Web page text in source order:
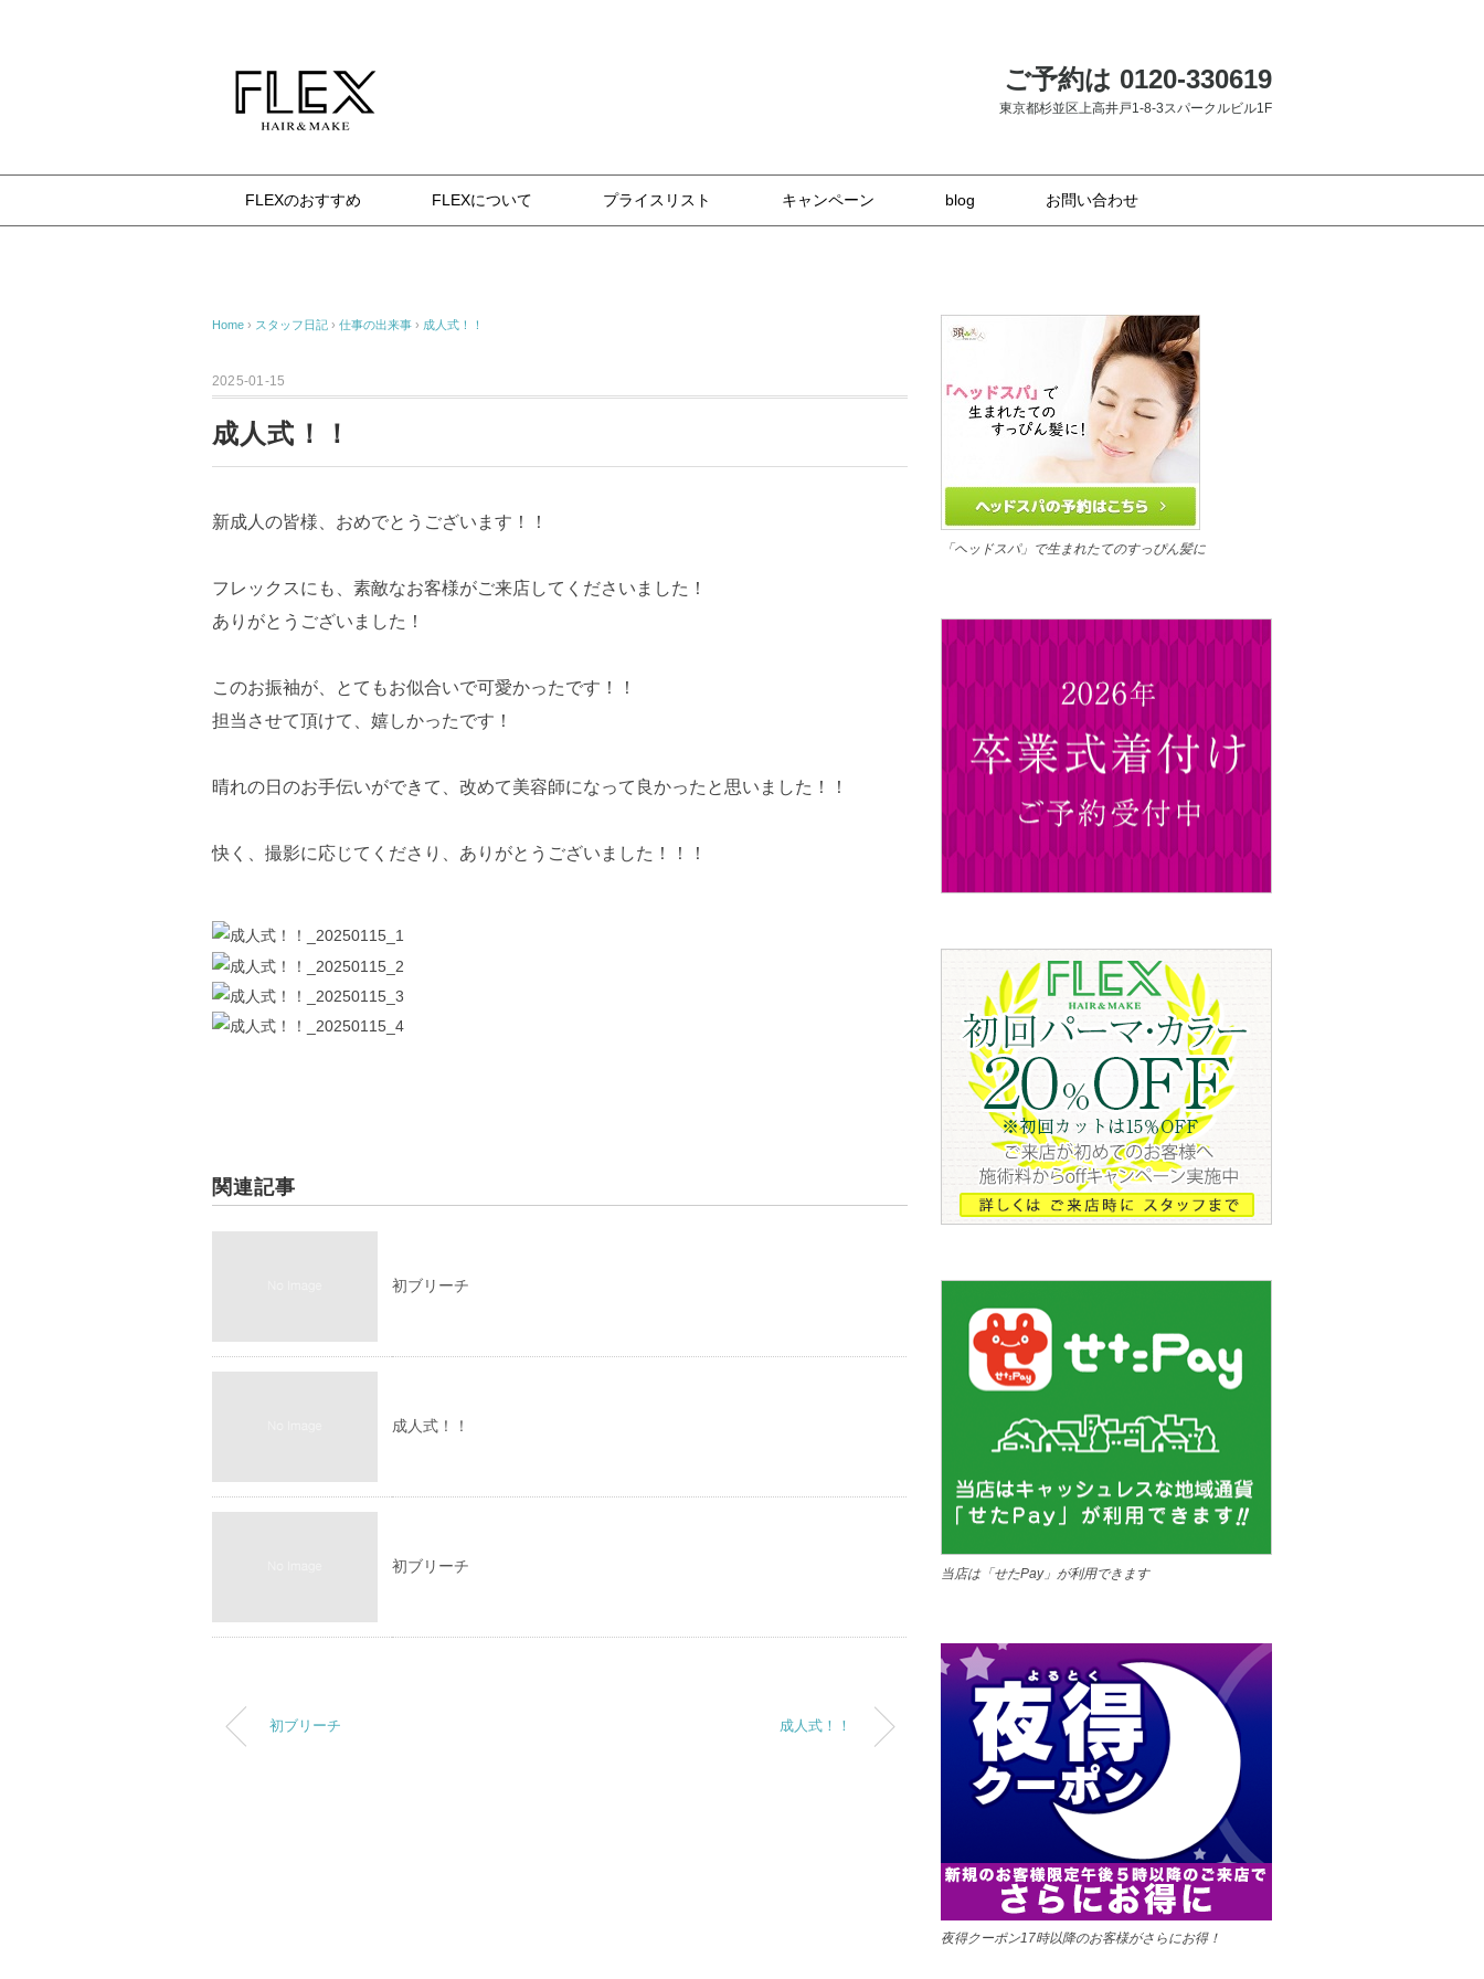
ご予約は 0120-330619
東京都杉並区上高井戸1-8-3スパークルビル1F
FLEXのおすすめ FLEXについて プライスリスト キャンペーン blog お問い合わせ
Home › スタッフ日記 › 仕事の出来事 › 成人式！！
2025-01-15
成人式！！
新成人の皆様、おめでとうございます！！
フレックスにも、素敵なお客様がご来店してくださいました！
ありがとうございました！
このお振袖が、とてもお似合いで可愛かったです！！
担当させて頂けて、嬉しかったです！
晴れの日のお手伝いができて、改めて美容師になって良かったと思いました！！
快く、撮影に応じてくださり、ありがとうございました！！！
関連記事
初ブリーチ
成人式！！
初ブリーチ
初ブリーチ 成人式！！
「ヘッドスパ」で生まれたてのすっぴん髪に
当店は「せたPay」が利用できます
夜得クーポン17時以降のお客様がさらにお得！